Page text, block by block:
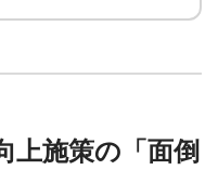
上施策の「面倒